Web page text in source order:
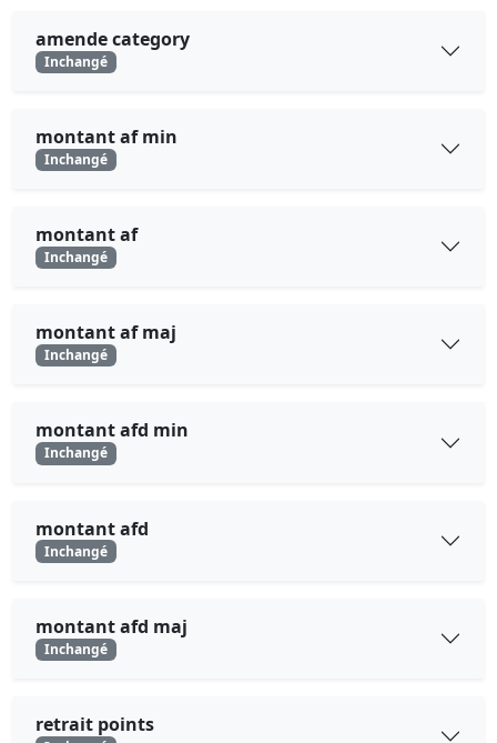
amende category
Inchangé
montant af min
Inchangé
montant af
Inchangé
montant af maj
Inchangé
montant afd min
Inchangé
montant afd
Inchangé
montant afd maj
Inchangé
retrait points